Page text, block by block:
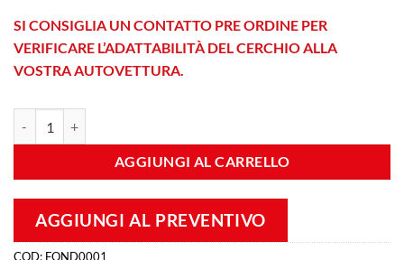
SI CONSIGLIA UN CONTATTO PRE ORDINE PER
VERIFICARE L’ADATTABILITÀ DEL CERCHIO ALLA
VOSTRA AUTOVETTURA.
AGGIUNGI AL CARRELLO
AGGIUNGI AL PREVENTIVO
COD: FOND0001